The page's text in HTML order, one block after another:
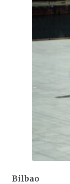
Bilbao